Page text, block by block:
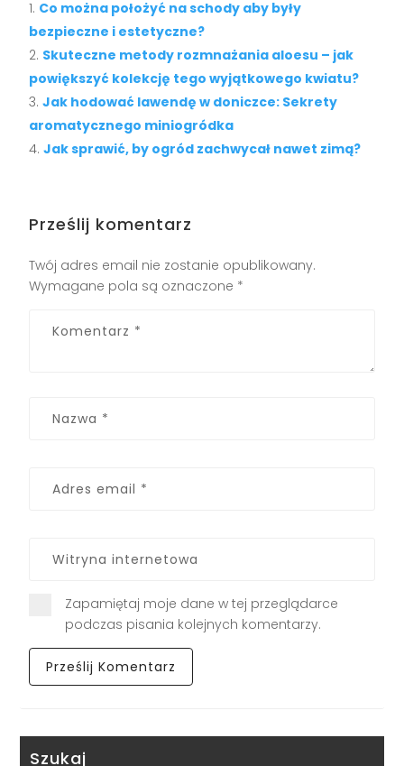
Co można położyć na schody aby były
bezpieczne i estetyczne?
Skuteczne metody rozmnażania aloesu – jak
powiększyć kolekcję tego wyjątkowego kwiatu?
Jak hodować lawendę w doniczce: Sekrety
aromatycznego miniogródka
Jak sprawić, by ogród zachwycał nawet zimą?
Prześlij komentarz
Twój adres email nie zostanie opublikowany.
Wymagane pola są oznaczone *
Zapamiętaj moje dane w tej przeglądarce
podczas pisania kolejnych komentarzy.
Szukaj